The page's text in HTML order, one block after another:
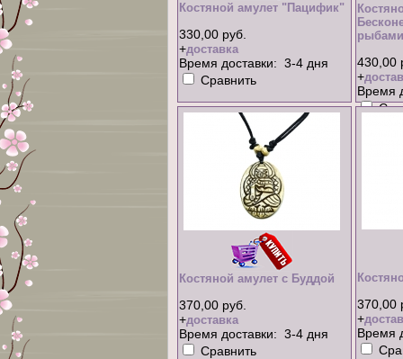
Костяной амулет "Пацифик"
330,00 руб.
+доставка
Время доставки: 3-4 дня
Сравнить
рыбами
430,00
+
Время
Костяной амулет с Буддой
370,00 руб.
+доставка
Время доставки: 3-4 дня
Сравнить
370,00
+
Время